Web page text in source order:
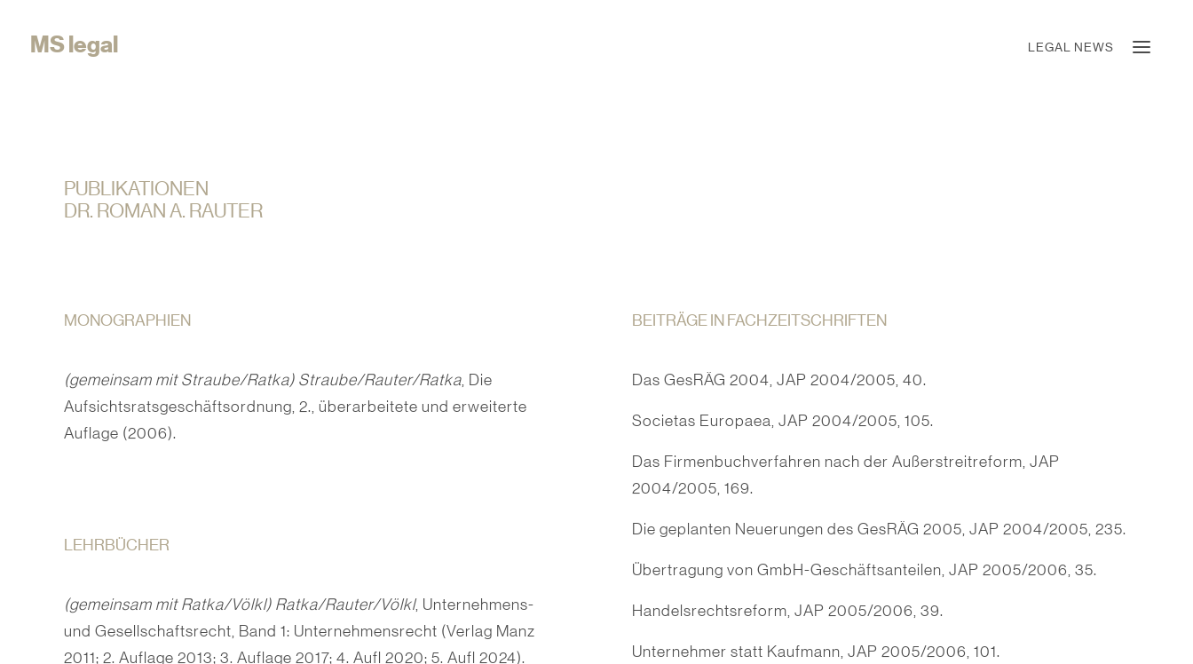
MS legal LEGAL NEWS
PUBLIKATIONEN
DR. ROMAN A. RAUTER
MONOGRAPHIEN
(gemeinsam mit Straube/Ratka) Straube/Rauter/Ratka, Die
Aufsichtsratsgeschäfts­ordnung, 2., überarbeitete und erweiterte
Auflage (2006).
LEHRBÜCHER
(gemeinsam mit Ratka/Völkl) Ratka/Rauter/Völkl, Unternehmens-
und Gesellschafts­recht, Band 1: Unternehmensrecht (Verlag Manz
2011; 2. Auflage 2013; 3. Auflage 2017; 4. Aufl 2020; 5. Aufl 2024).
BEITRÄGE IN FACHZEITSCHRIFTEN
Das GesRÄG 2004, JAP 2004/2005, 40.
Societas Europaea, JAP 2004/2005, 105.
Das Firmenbuchverfahren nach der Außerstreitreform, JAP
2004/2005, 169.
Die geplanten Neuerungen des GesRÄG 2005, JAP 2004/2005, 235.
Übertragung von GmbH-Geschäftsanteilen, JAP 2005/2006, 35.
Handelsrechtsreform, JAP 2005/2006, 39.
Unternehmer statt Kaufmann, JAP 2005/2006, 101.